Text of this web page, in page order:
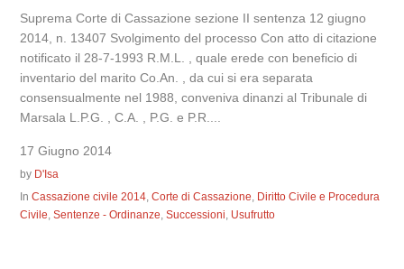
Suprema Corte di Cassazione sezione II sentenza 12 giugno
2014, n. 13407 Svolgimento del processo Con atto di citazione
notificato il 28-7-1993 R.M.L. , quale erede con beneficio di
inventario del marito Co.An. , da cui si era separata
consensualmente nel 1988, conveniva dinanzi al Tribunale di
Marsala L.P.G. , C.A. , P.G. e P.R....
17 Giugno 2014
by D'Isa
InCassazione civile 2014,Corte di Cassazione, Diritto Civile e Procedura
Civile,Sentenze - Ordinanze,Successioni, Usufrutto